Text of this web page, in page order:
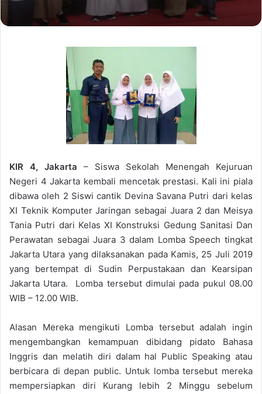
KIR 4, Jakarta – Siswa Sekolah Menengah Kejuruan
Negeri 4 Jakarta kembali mencetak prestasi. Kali ini piala
dibawa oleh 2 Siswi cantik Devina Savana Putri dari kelas
XI Teknik Komputer Jaringan sebagai Juara 2 dan Meisya
Tania Putri dari Kelas XI Konstruksi Gedung Sanitasi Dan
Perawatan sebagai Juara 3 dalam Lomba Speech tingkat
Jakarta Utara yang dilaksanakan pada Kamis, 25 Juli 2019
yang bertempat di Sudin Perpustakaan dan Kearsipan
Jakarta Utara. Lomba tersebut dimulai pada pukul 08.00
WIB – 12.00 WIB.
Alasan Mereka mengikuti Lomba tersebut adalah ingin
mengembangkan kemampuan dibidang pidato Bahasa
Inggris dan melatih diri dalam hal Public Speaking atau
berbicara di depan public. Untuk lomba tersebut mereka
mempersiapkan diri Kurang lebih 2 Minggu sebelum